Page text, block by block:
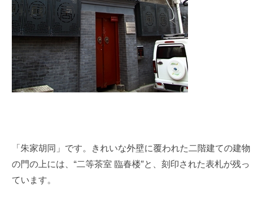
「朱家胡同」です。きれいな外壁に覆われた二階建ての建物
の門の上には、 “二等茶室 臨春楼”と、刻印された表札が残っ
ています。